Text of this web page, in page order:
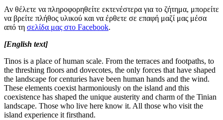
Αν θέλετε να πληροφορηθείτε εκτενέστερα για το ζήτημα, μπορείτε
να βρείτε πλήθος υλικού και να έρθετε σε επαφή μαζί μας μέσα
από τη σελίδα μας στο Facebook.
[English text]
Tinos is a place of human scale. From the terraces and footpaths, to
the threshing floors and dovecotes, the only forces that have shaped
the landscape for centuries have been human hands and the wind.
These elements coexist harmoniously on the island and this
coexistence has shaped the unique austerity and charm of the Tinian
landscape. Those who live here know it. All those who visit the
island experience it firsthand.